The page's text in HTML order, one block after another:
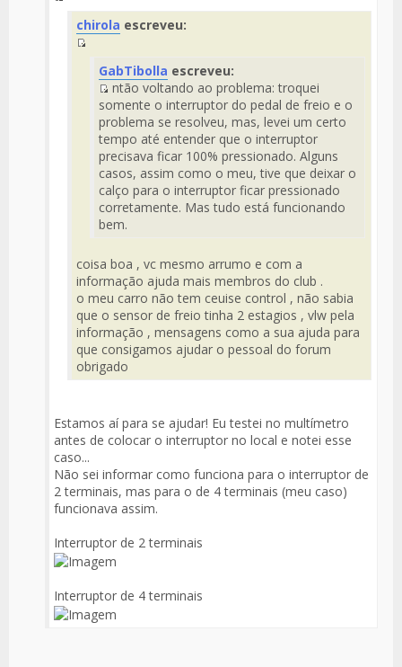
Fuente
del
Mensaje
chirola escreveu:
del
Mensaje
GabTibolla escreveu:
Fuente
del
Mensaje
ntão voltando ao problema: troquei
somente o interruptor do pedal de freio e o
problema se resolveu, mas, levei um certo
tempo até entender que o interruptor
precisava ficar 100% pressionado. Alguns
casos, assim como o meu, tive que deixar o
calço para o interruptor ficar pressionado
corretamente. Mas tudo está funcionando
bem.
coisa boa , vc mesmo arrumo e com a
informação ajuda mais membros do club .
o meu carro não tem ceuise control , não sabia
que o sensor de freio tinha 2 estagios , vlw pela
informação , mensagens como a sua ajuda para
que consigamos ajudar o pessoal do forum
obrigado
Estamos aí para se ajudar! Eu testei no multímetro
antes de colocar o interruptor no local e notei esse
caso...
Não sei informar como funciona para o interruptor de
2 terminais, mas para o de 4 terminais (meu caso)
funcionava assim.
Interruptor de 2 terminais
Interruptor de 4 terminais